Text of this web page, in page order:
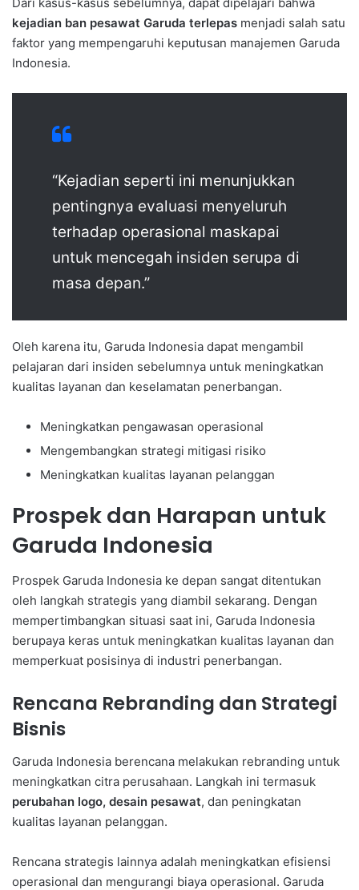
kejadian ban pesawat Garuda terlepas menjadi salah satu
faktor yang mempengaruhi keputusan manajemen Garuda
Indonesia.
“Kejadian seperti ini menunjukkan
pentingnya evaluasi menyeluruh
terhadap operasional maskapai
untuk mencegah insiden serupa di
masa depan.”
Oleh karena itu, Garuda Indonesia dapat mengambil
pelajaran dari insiden sebelumnya untuk meningkatkan
kualitas layanan dan keselamatan penerbangan.
Meningkatkan pengawasan operasional
Mengembangkan strategi mitigasi risiko
Meningkatkan kualitas layanan pelanggan
Prospek dan Harapan untuk
Garuda Indonesia
Prospek Garuda Indonesia ke depan sangat ditentukan
oleh langkah strategis yang diambil sekarang. Dengan
mempertimbangkan situasi saat ini, Garuda Indonesia
berupaya keras untuk meningkatkan kualitas layanan dan
memperkuat posisinya di industri penerbangan.
Rencana Rebranding dan Strategi
Bisnis
Garuda Indonesia berencana melakukan rebranding untuk
meningkatkan citra perusahaan. Langkah ini termasuk
perubahan logo, desain pesawat, dan peningkatan
kualitas layanan pelanggan.
Rencana strategis lainnya adalah meningkatkan efisiensi
operasional dan mengurangi biaya operasional. Garuda